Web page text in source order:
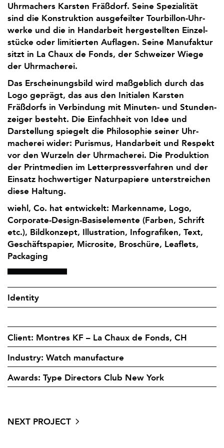
Uhrmachers Karsten Fräßdorf. Seine Spezialität
sind die Konstruktion ausgefeilter Tourbillon-Uhr­
werke und die in Handarbeit herge­stellten Einzel­
stücke oder limitierten Auflagen. Seine Manufaktur
sitzt in La Chaux de Fonds, der Schweizer Wiege
der Uhrmacherei.
Das Erscheinungs­bild wird maßgeblich durch das
Logo geprägt, das aus den Initialen Karsten
Fräßdorfs in Verbindung mit Minuten- und Stunden­
zeiger besteht. Die Einfachheit von Idee und
Darstellung spiegelt die Philosophie seiner Uhr­
macherei wider: Purismus, Handarbeit und Respekt
vor den Wurzeln der Uhr­macherei. Die Produktion
der Printmedien im Letter­press­verfahren und der
Einsatz hochwertiger Naturpapiere unterstreichen
diese Haltung.
wiehl, Co. hat entwickelt: Markenname, Logo,
Corporate-Design-Basiselemente (Farben, Schrift
etc.), Bildkonzept, Illustration, Infografiken, Text,
Geschäftspapier, Microsite, Broschüre, Leaflets,
Packaging
Identity
Client: Montres KF – La Chaux de Fonds, CH
Industry: Watch manufacture
Awards: Type Directors Club New York
NEXT PROJECT